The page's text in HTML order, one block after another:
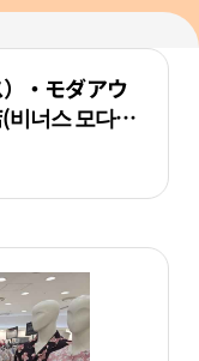
・モダアウ
비너스 모다아